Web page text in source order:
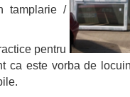
tamplarie /
pentru
ca este vorba de